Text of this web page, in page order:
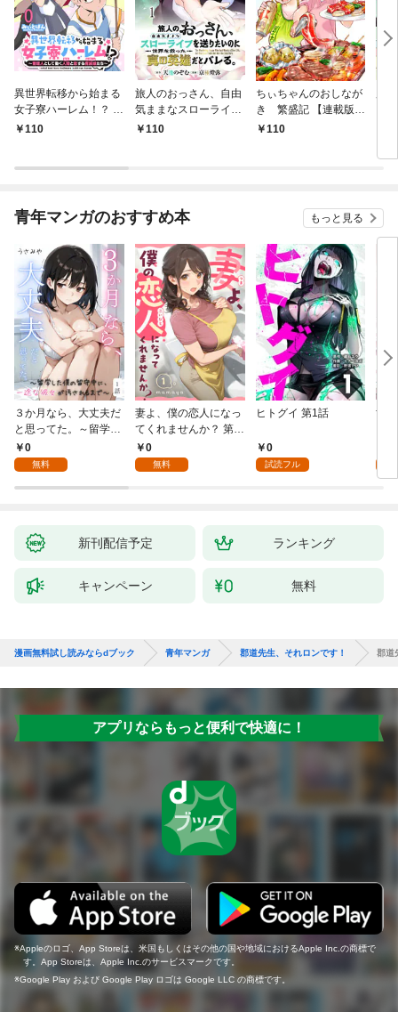
異世界転移から始まる
女子寮ハーレム！？ ～
管理人として働く人間
110
旅人のおっさん、自由
気ままなスローライフ
を送りたいのに世界を
110
ちぃちゃんのおしなが
き 繁盛記 【連載版】
１110
青年マンガのおすすめ本 もっと見る
３か月なら、大丈夫だ
と思ってた。～留学し
た僕の留守中に、一途
な彼女が汚されるまで
0
無料
妻よ、僕の恋人になっ
てくれませんか？ 第1
話0
無料
ヒトグイ 第1話
0
試読フル
世
新刊配信予定 ランキング
キャンペーン 無料
漫画無料試し読みならdブック 青年マンガ 郡道先生、それロンです！ 郡道
アプリならもっと便利で快適に！
Appleのロゴ、App Storeは、米国もしくはその他の国や地域におけるApple Inc.の商標で
す。App Storeは、Apple Inc.のサービスマークです。
Google Play および Google Play ロゴは Google LLC の商標です。